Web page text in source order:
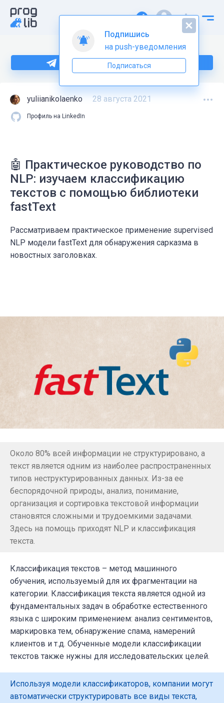
Больше информации по Python тут
yuliianikolaenko 28 августа 2021
Профиль на LinkedIn
🤖 Практическое руководство по
NLP: изучаем классификацию
текстов с помощью библиотеки
fastText
Рассматриваем практическое применение supervised
NLP модели fastText для обнаружения сарказма в
новостных заголовках.
Около 80% всей информации не структурировано, а
текст является одним из наиболее распространенных
типов неструктурированных данных. Из-за ее
беспорядочной природы, анализ, понимание,
организация и сортировка текстовой информации
становятся сложными и трудоемкими задачами.
Здесь на помощь приходят NLP и классификация
текста.
Классификация текстов – метод машинного
обучения, используемый для их фрагментации на
категории. Классификация текста является одной из
фундаментальных задач в обработке естественного
языка с широким применением: анализ сентиментов,
маркировка тем, обнаружение спама, намерений
клиентов и т.д. Обученные модели классификации
текстов также нужны для исследовательских целей.
Используя модели классификаторов, компании могут
автоматически структурировать все виды текста,
Подпишись
на push-уведомления
Подписаться